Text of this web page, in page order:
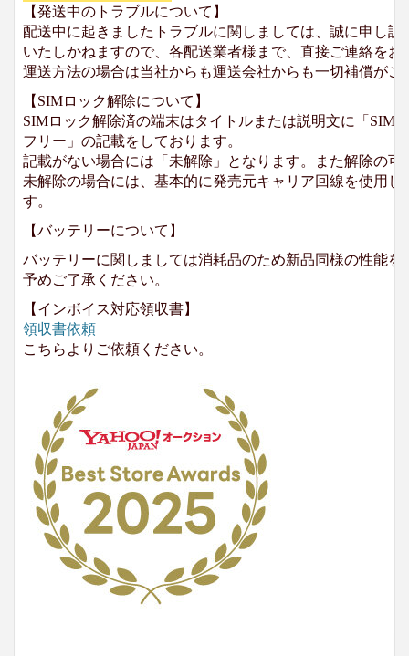
【発送中のトラブルについて】
配送中に起きましたトラブルに関しましては、誠に申し
いたしかねますので、各配送業者様まで、直接ご連絡を
運送方法の場合は当社からも運送会社からも一切補償がご
【SIMロック解除について】
SIMロック解除済の端末はタイトルまたは説明文に「SIM
フリー」の記載をしております。
記載がない場合には「未解除」となります。また解除の可
未解除の場合には、基本的に発売元キャリア回線を使用
す。
【バッテリーについて】
バッテリーに関しましては消耗品のため新品同様の性能
予めご了承ください。
【インボイス対応領収書】
領収書依頼
こちらよりご依頼ください。